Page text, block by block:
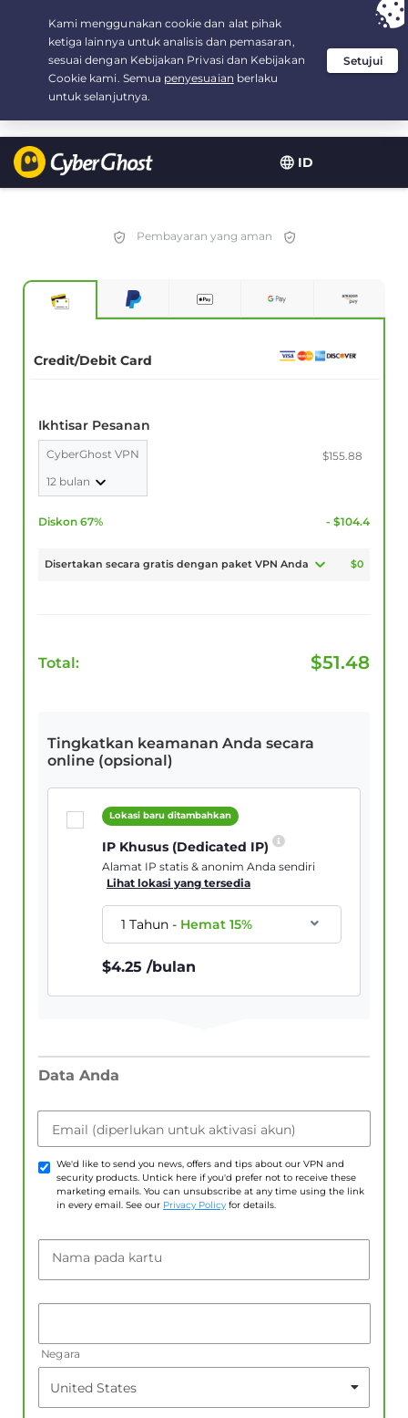
ID
Your choice:The Best Dealfor 3.3333333333333-years at $
/month
Pembayaran yang aman
Credit/Debit Card
Ikhtisar Pesanan
CyberGhost VPN
12 bulan
$155.88
Diskon 67% - $104.4
Disertakan secara gratis dengan paket VPN Anda $0
Total: $51.48
Tingkatkan keamanan Anda secara
online (opsional)
Lokasi baru ditambahkan
IP Khusus (Dedicated IP)
Alamat IP statis & anonim Anda sendiri
Lihat lokasi yang tersedia
1 Tahun- Hemat15%
$4.25 /bulan
Data Anda
Email (diperlukan untuk aktivasi akun)
We'd like to send you news, offers and tips about our VPN and
security products. Untick here if you'd prefer not to receive these
marketing emails. You can unsubscribe at any time using the link
in every email. See our Privacy Policy for details.
Nama pada kartu
Negara